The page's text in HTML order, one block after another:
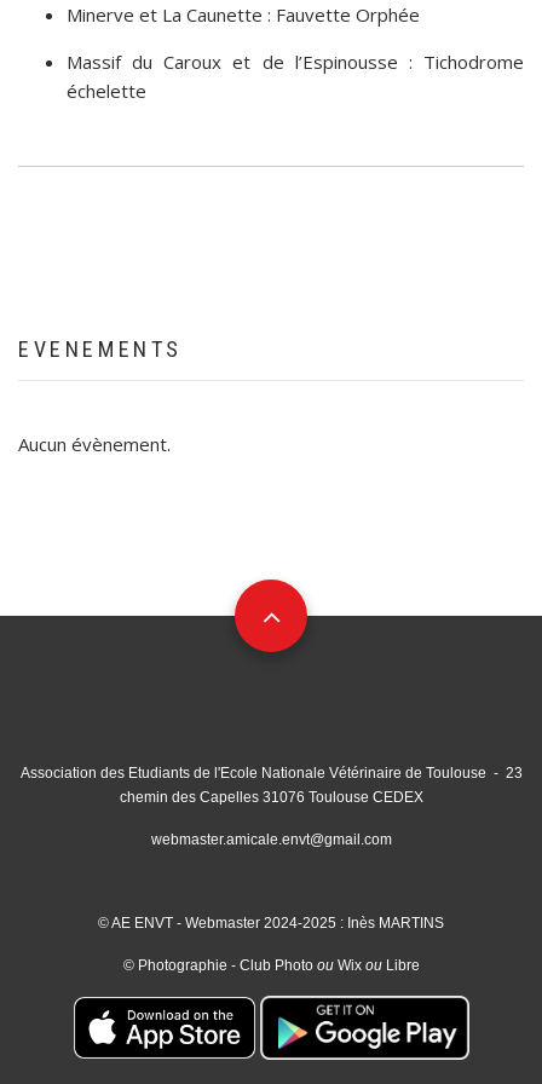
Minerve et La Caunette : Fauvette Orphée
Massif du Caroux et de l’Espinousse : Tichodrome
échelette
EVENEMENTS
Aucun évènement.
Association des Etudiants de l'Ecole Nationale Vétérinaire de Toulouse - 23
chemin des Capelles 31076 Toulouse CEDEX
webmaster.amicale.envt@gmail.com
© AE ENVT - Webmaster 2024-2025 : Inès MARTINS
© Photographie - Club Photo ouWix ou Libre